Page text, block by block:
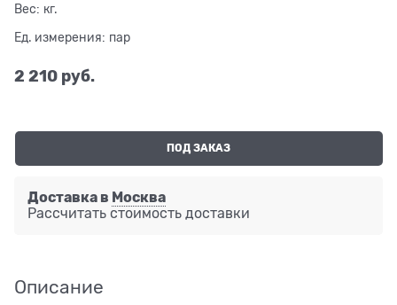
Вес: кг.
Ед. измерения: пар
2 210 руб.
ПОД ЗАКАЗ
Доставка в Москва
Рассчитать стоимость доставки
Описание